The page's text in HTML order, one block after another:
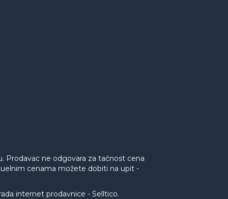
Prodavac ne odgovara za tačnost cena
cenama možete dobiti na upit -
internet prodavnice - Selltico.